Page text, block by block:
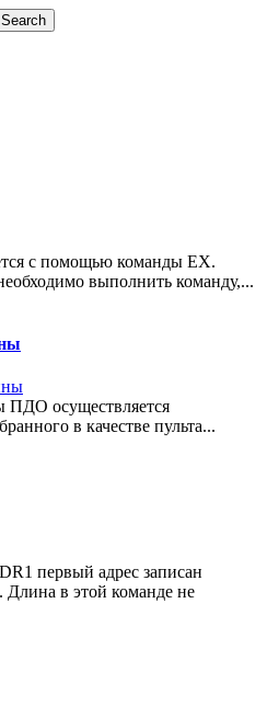
с помощью команды ЕХ.
выполнить команду,...
ПДО осуществляется
в качестве пульта...
первый адрес записан
в этой команде не